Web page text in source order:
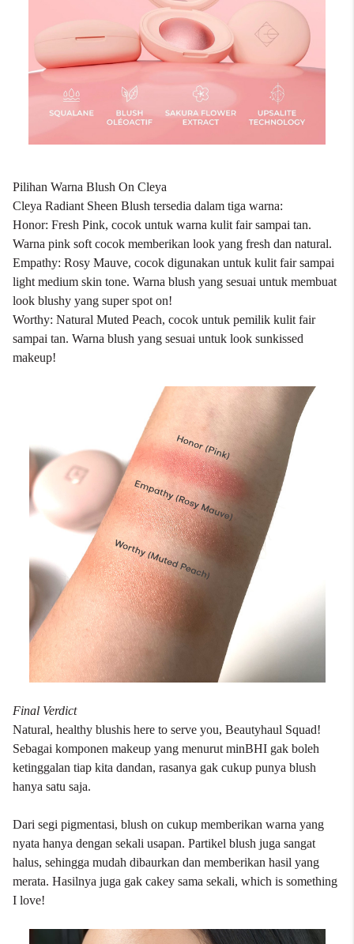
Pilihan Warna Blush On Cleya
Cleya Radiant Sheen Blush tersedia dalam tiga warna:
Honor: Fresh Pink, cocok untuk warna kulit fair sampai tan.
Warna pink soft cocok memberikan look yang fresh dan natural.
Empathy: Rosy Mauve, cocok digunakan untuk kulit fair sampai
light medium skin tone. Warna blush yang sesuai untuk membuat
look blushy yang super spot on!
Worthy: Natural Muted Peach, cocok untuk pemilik kulit fair
sampai tan. Warna blush yang sesuai untuk look sunkissed
makeup!
Final Verdict
Natural, healthy blushis here to serve you, Beautyhaul Squad!
Sebagai komponen makeup yang menurut minBHI gak boleh
ketinggalan tiap kita dandan, rasanya gak cukup punya blush
hanya satu saja.
Dari segi pigmentasi, blush on cukup memberikan warna yang
nyata hanya dengan sekali usapan. Partikel blush juga sangat
halus, sehingga mudah dibaurkan dan memberikan hasil yang
merata. Hasilnya juga gak cakey sama sekali, which is something
I love!